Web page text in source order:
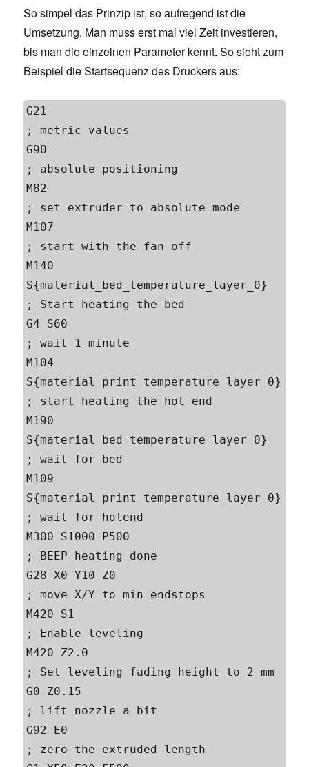
So simpel das Prinzip ist, so aufregend ist die
Umsetzung. Man muss erst mal viel Zeit investieren,
bis man die einzelnen Parameter kennt. So sieht zum
Beispiel die Startsequenz des Druckers aus:
G21
; metric values
G90
; absolute positioning
M82
; set extruder to absolute mode
M107
; start with the fan off
M140
S{material_bed_temperature_layer_0}
; Start heating the bed
G4 S60
; wait 1 minute
M104
S{material_print_temperature_layer_0}
; start heating the hot end
M190
S{material_bed_temperature_layer_0}
; wait for bed
M109
S{material_print_temperature_layer_0}
; wait for hotend
M300 S1000 P500
; BEEP heating done
G28 X0 Y10 Z0
; move X/Y to min endstops
M420 S1
; Enable leveling
M420 Z2.0
; Set leveling fading height to 2 mm
G0 Z0.15
; lift nozzle a bit
G92 E0
; zero the extruded length